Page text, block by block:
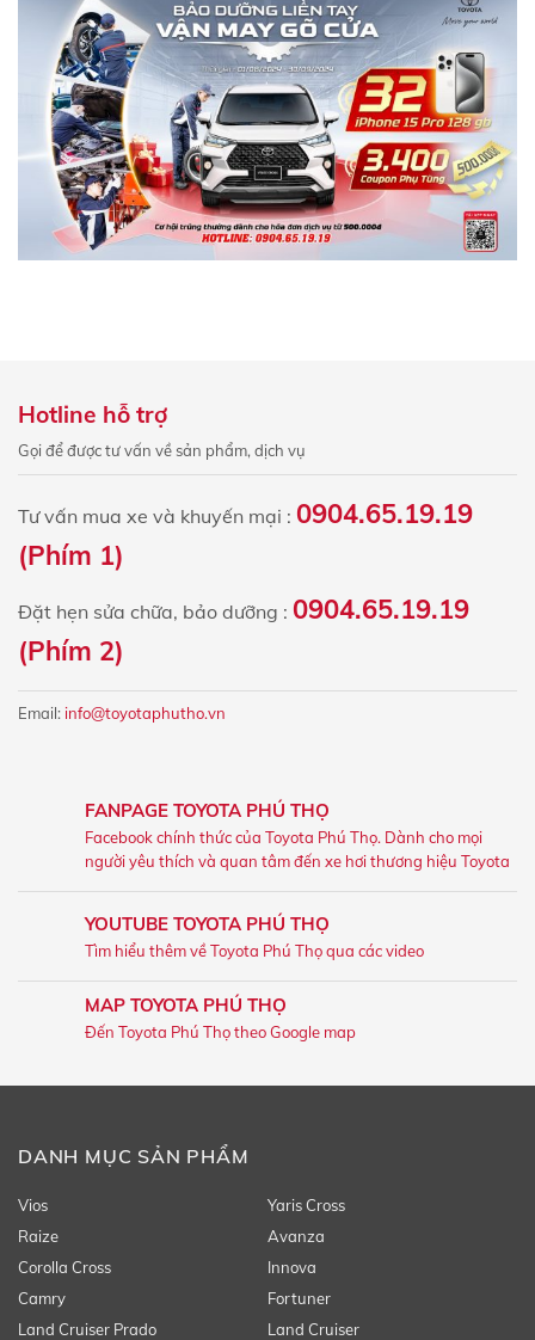
Hotline hỗ trợ
Gọi để được tư vấn về sản phẩm, dịch vụ
Tư vấn mua xe và khuyến mại : 0904.65.19.19
(Phím 1)
Đặt hẹn sửa chữa, bảo dưỡng : 0904.65.19.19
(Phím 2)
Email: info@toyotaphutho.vn
FANPAGE TOYOTA PHÚ THỌ
Facebook chính thức của Toyota Phú Thọ. Dành cho mọi
người yêu thích và quan tâm đến xe hơi thương hiệu Toyota
YOUTUBE TOYOTA PHÚ THỌ
Tìm hiểu thêm về Toyota Phú Thọ qua các video
MAP TOYOTA PHÚ THỌ
Đến Toyota Phú Thọ theo Google map
DANH MỤC SẢN PHẨM
Vios
Yaris Cross
Raize
Avanza
Corolla Cross
Innova
Camry
Fortuner
Land Cruiser Prado
Land Cruiser